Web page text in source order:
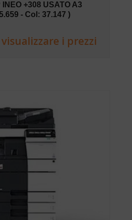
INEO +308 USATO A3
- Col: 37.147 )
i prezzi